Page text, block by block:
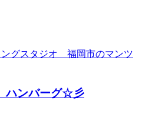
ハンバーグ☆彡